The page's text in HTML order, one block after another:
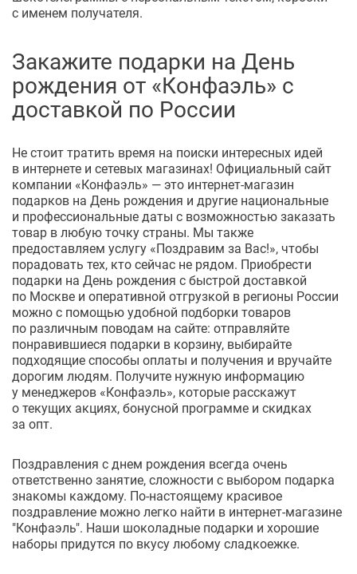
с именем получателя.
Закажите подарки на День
рождения от «Конфаэль» с
доставкой по России
Не стоит тратить время на поиски интересных идей
в интернете и сетевых магазинах! Официальный сайт
компании «Конфаэль» — это интернет-магазин
подарков на День рождения и другие национальные
и профессиональные даты с возможностью заказать
товар в любую точку страны. Мы также
предоставляем услугу «Поздравим за Вас!», чтобы
порадовать тех, кто сейчас не рядом. Приобрести
подарки на День рождения с быстрой доставкой
по Москве и оперативной отгрузкой в регионы России
можно с помощью удобной подборки товаров
по различным поводам на сайте: отправляйте
понравившиеся подарки в корзину, выбирайте
подходящие способы оплаты и получения и вручайте
дорогим людям. Получите нужную информацию
у менеджеров «Конфаэль», которые расскажут
о текущих акциях, бонусной программе и скидках
за опт.
Поздравления с днем рождения всегда очень
ответственно занятие, сложности с выбором подарка
знакомы каждому. По-настоящему красивое
поздравление можно легко найти в интернет-магазине
"Конфаэль". Наши шоколадные подарки и хорошие
наборы придутся по вкусу любому сладкоежке.